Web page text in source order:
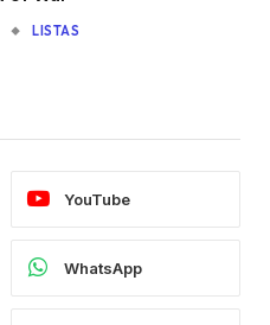
LISTAS
YouTube
WhatsApp